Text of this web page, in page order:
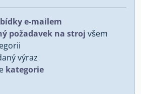
e-mailem
požadavek na stroj všem
výraz
kategorie